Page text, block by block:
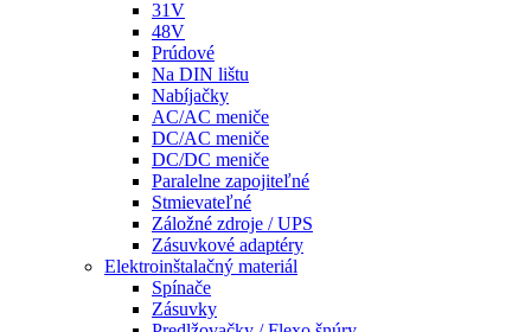
31V
48V
Prúdové
Na DIN lištu
Nabíjačky
AC/AC meniče
DC/AC meniče
DC/DC meniče
Paralelne zapojiteľné
Stmievateľné
Záložné zdroje / UPS
Zásuvkové adaptéry
Elektroinštalačný materiál
Spínače
Zásuvky